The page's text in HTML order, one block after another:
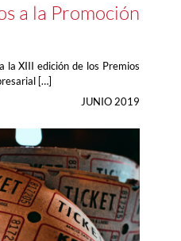
a la Promoción
la XIII edición de los Premios
[…]
JUNIO 2019